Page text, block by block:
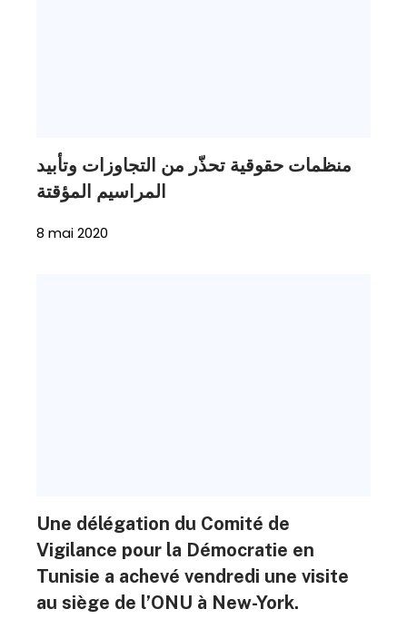
منظمات حقوقية تحذّر من التجاوزات وتأبيد
المراسيم المؤقتة
8 mai 2020
Une délégation du Comité de
Vigilance pour la Démocratie en
Tunisie a achevé vendredi une visite
au siège de l’ONU à New-York.